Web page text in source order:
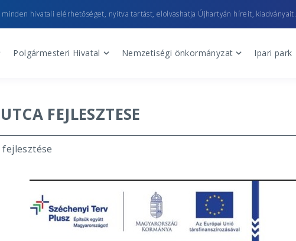
minden hivatali elérhetőséget, nyitva tartást, elolvashatja Újhartyán híreit, kiadványait.
Polgármesteri Hivatal Nemzetiségi önkormányzat Ipari park
FEJLESZTESE